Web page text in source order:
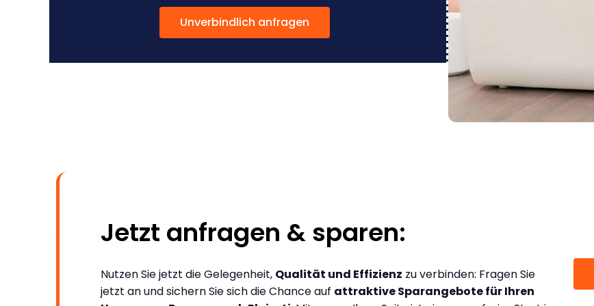
Unverbindlich anfragen
Jetzt anfragen & sparen:
Nutzen Sie jetzt die Gelegenheit, Qualität und Effizienz zu verbinden: Fragen Sie
jetzt an und sichern Sie sich die Chance auf attraktive Sparangebote für Ihren